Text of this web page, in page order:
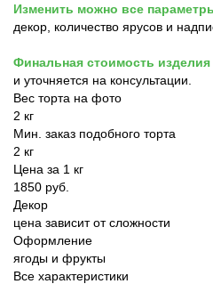
Изменить можно все
декор, количество ярусов и
Финальная стоимость изделия
и уточняется на консультации.
Вес торта на фото
2 кг
Мин. заказ подобного торта
2 кг
Цена за 1 кг
1850 руб.
Декор
цена зависит от сложности
Оформление
ягоды и фрукты
Все характеристики